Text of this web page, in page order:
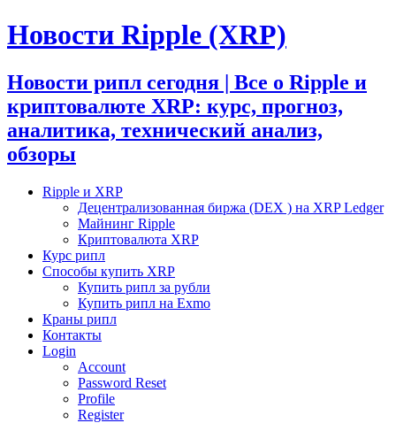
Новости Ripple (XRP)
Новости рипл сегодня | Все о Ripple и
криптовалюте XRP: курс, прогноз,
аналитика, технический анализ,
обзоры
Ripple и XRP
Децентрализованная биржа (DEX ) на XRP Ledger
Майнинг Ripple
Криптовалюта XRP
Курс рипл
Способы купить XRP
Купить рипл за рубли
Купить рипл на Exmo
Краны рипл
Контакты
Login
Account
Password Reset
Profile
Register